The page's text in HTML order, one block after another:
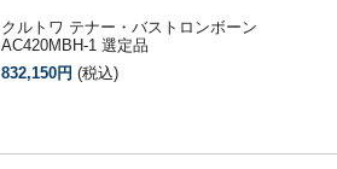
クルトワ テナー・バストロンボーン
AC420MBH-1 選定品
832,150円 (税込)